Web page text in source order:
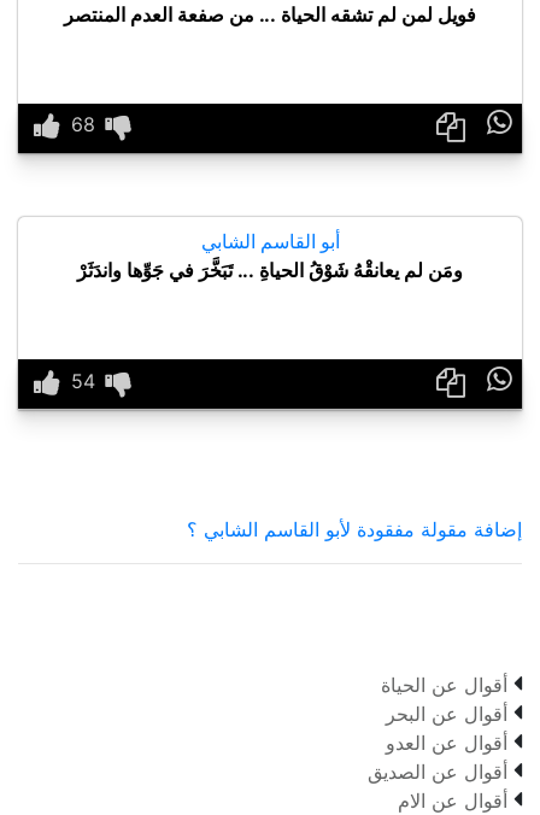
فويل لمن لم تشقه الحياة ... من صفعة العدم المنتصر

أبو القاسم الشابي
ومَن لم يعانقْهُ شَوْقُ الحياةِ ... تَبَخَّرَ في جَوِّها واندَثَرْ

إضافة مقولة مفقودة لأبو القاسم الشابي ؟
 أقوال عن الحياة
 أقوال عن البحر
 أقوال عن العدو
 أقوال عن الصديق
 أقوال عن الام